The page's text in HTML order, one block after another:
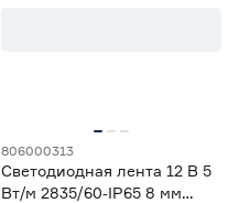
806000313
Светодиодная лента 12 В 5
Вт/м 2835/60‑IP65 8 мм